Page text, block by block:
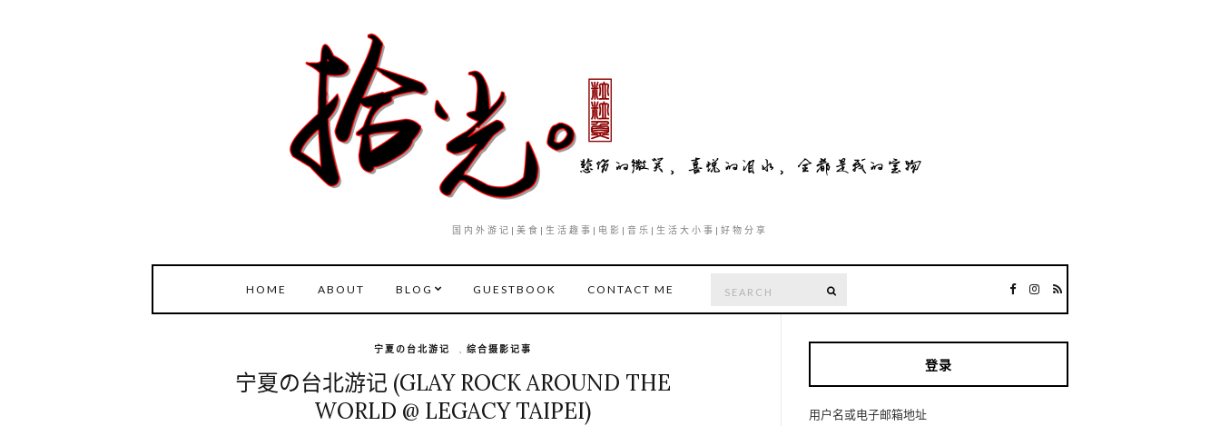
国内外游记|美食|生活趣事|电影|音乐|生活大小事|好物分享
HOME ABOUT BLOG GUESTBOOK CONTACT ME
宁夏の台北游记 综合摄影记事
宁夏の台北游记 (GLAY ROCK AROUND THE
WORLD @ LEGACY TAIPEI)
登录
用户名或电子邮箱地址